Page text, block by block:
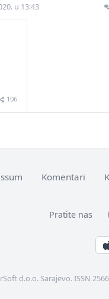
u 13:43
106
Komentari
Pratite nas
d.o.o. Sarajevo. ISSN